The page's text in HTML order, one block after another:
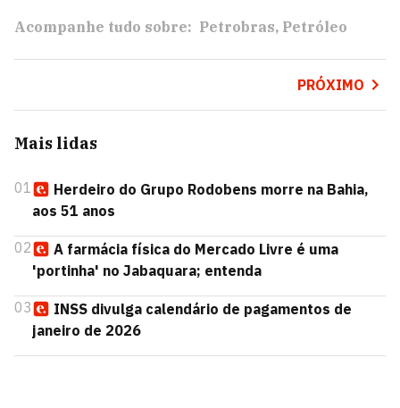
Acompanhe tudo sobre: Petrobras Petróleo
PRÓXIMO
Mais lidas
01
Herdeiro do Grupo Rodobens morre na Bahia,
aos 51 anos
02
A farmácia física do Mercado Livre é uma
'portinha' no Jabaquara; entenda
03
INSS divulga calendário de pagamentos de
janeiro de 2026